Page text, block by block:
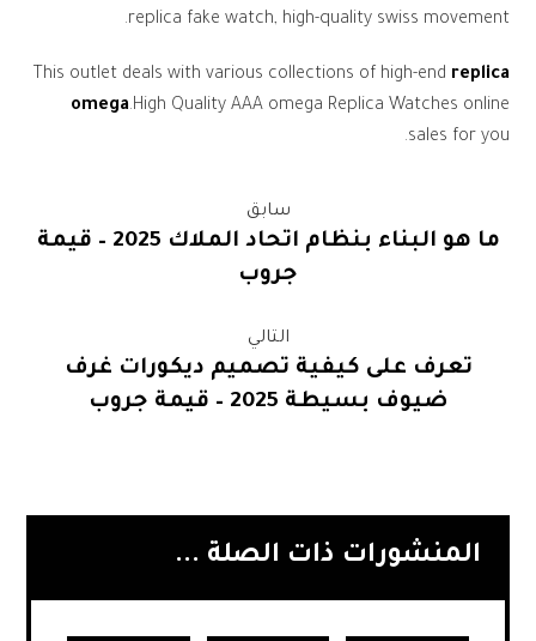
replica fake watch, high-quality swiss movement.
This outlet deals with various collections of high-end replica
omega.High Quality AAA omega Replica Watches online
sales for you.
سابق
ما هو البناء بنظام اتحاد الملاك 2025 – قيمة
جروب
التالي
تعرف على كيفية تصميم ديكورات غرف
ضيوف بسيطة 2025 – قيمة جروب
المنشورات ذات الصلة ...